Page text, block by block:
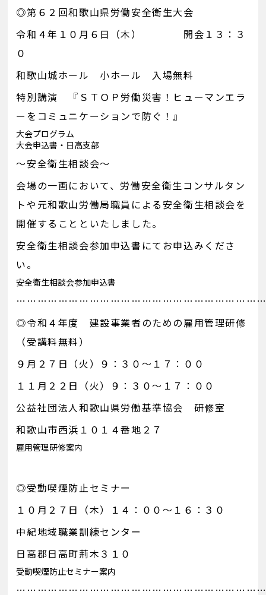
◎第６２回和歌山県労働安全衛生大会
令和４年１０月６日（木） 開会１３：３
０
和歌山城ホール 小ホール 入場無料
特別講演 『ＳＴＯＰ労働災害！ヒューマンエラ
ーをコミュニケーションで防ぐ！』
大会プログラム
大会申込書・日高支部
～安全衛生相談会～
会場の一画において、労働安全衛生コンサルタン
トや元和歌山労働局職員による安全衛生相談会を
開催することといたしました。
安全衛生相談会参加申込書にてお申込みくださ
い。
安全衛生相談会参加申込書
◎令和４年度 建設事業者のための雇用管理研修
（受講料無料）
９月２７日（火）９：３０～１７：００
１１月２２日（火）９：３０～１７：００
公益社団法人和歌山県労働基準協会 研修室
和歌山市西浜１０１４番地２７
雇用管理研修案内
◎受動喫煙防止セミナー
１０月２７日（木）１４：００～１６：３０
中紀地域職業訓練センター
日高郡日高町荊木３１０
受動喫煙防止セミナー案内